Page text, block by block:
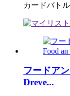
カードバト
フードア
Dreve...